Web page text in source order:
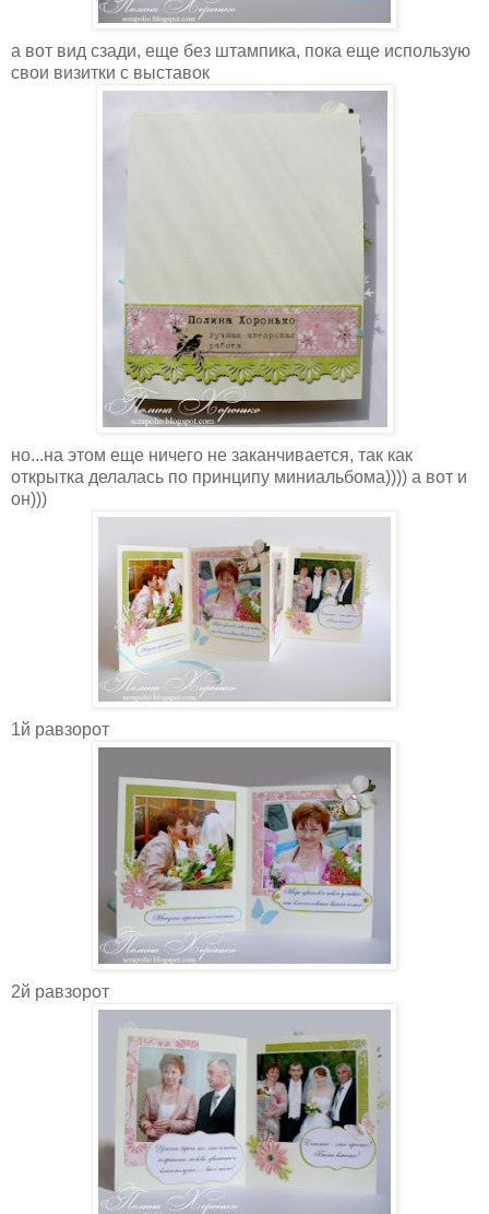
а вот вид сзади, еще без штампика, пока еще использую
свои визитки с выставок
но...на этом еще ничего не заканчивается, так как
открытка делалась по принципу миниальбома)))) а вот и
он)))
1й равзорот
2й равзорот